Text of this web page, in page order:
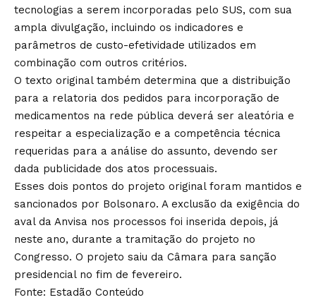
tecnologias a serem incorporadas pelo SUS, com sua
ampla divulgação, incluindo os indicadores e
parâmetros de custo-efetividade utilizados em
combinação com outros critérios.
O texto original também determina que a distribuição
para a relatoria dos pedidos para incorporação de
medicamentos na rede pública deverá ser aleatória e
respeitar a especialização e a competência técnica
requeridas para a análise do assunto, devendo ser
dada publicidade dos atos processuais.
Esses dois pontos do projeto original foram mantidos e
sancionados por Bolsonaro. A exclusão da exigência do
aval da Anvisa nos processos foi inserida depois, já
neste ano, durante a tramitação do projeto no
Congresso. O projeto saiu da Câmara para sanção
presidencial no fim de fevereiro.
Fonte: Estadão Conteúdo